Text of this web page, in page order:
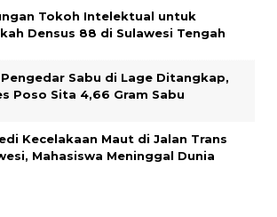
Tokoh Intelektual untuk
Densus 88 di Sulawesi Tengah
Sabu di Lage Ditangkap,
Poso Sita 4,66 Gram Sabu
Kecelakaan Maut di Jalan Trans
Mahasiswa Meninggal Dunia